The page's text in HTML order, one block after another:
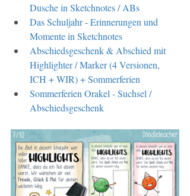
Dusche in Sketchnotes / ABs
Das Schuljahr - Erinnerungen und
Momente in Sketchnotes
Abschiedsgeschenk & Abschied mit
Highlighter / Marker (4 Versionen,
ICH + WIR) + Sommerferien
Sommerferien Orakel - Suchsel /
Abschiedsgeschenk